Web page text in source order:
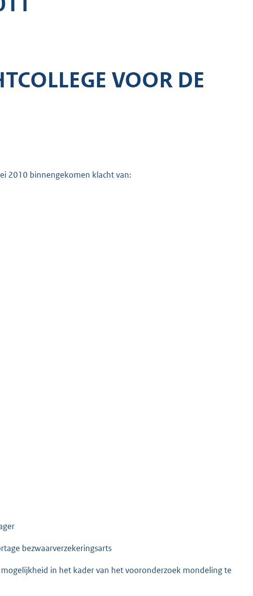
VOOR DE
2010 binnengekomen klacht van:
bezwaarverzekeringsarts
in het kader van het vooronderzoek mondeling te